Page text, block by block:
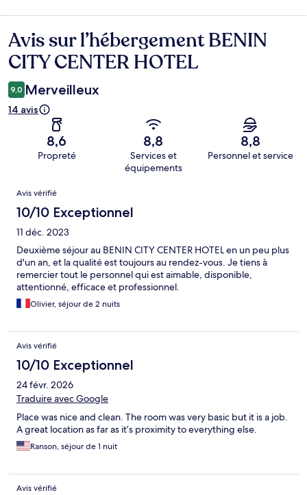
Avis
Avis sur l’hébergement BENIN
CITY CENTER HOTEL
9,0 Merveilleux
14 avis
8,6
Propreté
8,8
Services et
équipements
8,8
Personnel et service
Avis
Avis vérifié
10/10 Exceptionnel
11 déc. 2023
Deuxième séjour au BENIN CITY CENTER HOTEL en un peu plus
d'un an, et la qualité est toujours au rendez-vous. Je tiens à
remercier tout le personnel qui est aimable, disponible,
attentionné, efficace et professionnel.
Olivier, séjour de 2 nuits
Avis vérifié
10/10 Exceptionnel
24 févr. 2026
Traduire avec Google
Place was nice and clean. The room was very basic but it is a job.
A great location as far as it’s proximity to everything else.
Ranson, séjour de 1 nuit
Avis vérifié